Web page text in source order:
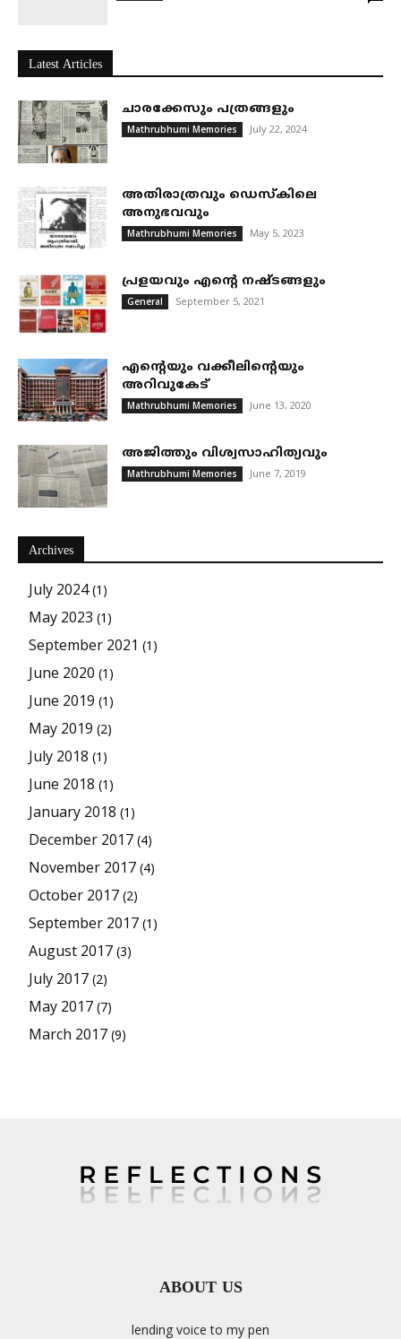
Latest Articles
ചാരക്കേസും പത്രങ്ങളും
Mathrubhumi Memories July 22, 2024
അതിരാത്രവും ഡെസ്കിലെ
അനുഭവവും
Mathrubhumi Memories May 5, 2023
പ്രളയവും എന്റെ നഷ്ടങ്ങളും
General September 5, 2021
എന്റെയും വക്കീലിന്റെയും
അറിവുകേട്
Mathrubhumi Memories June 13, 2020
അജിത്തും വിശ്വസാഹിത്യവും
Mathrubhumi Memories June 7, 2019
Archives
July 2024(1)
May 2023 (1)
September 2021 (1)
June 2020 (1)
June 2019 (1)
May 2019 (2)
July 2018 (1)
June 2018 (1)
January 2018 (1)
December 2017 (4)
November 2017 (4)
October 2017 (2)
September 2017 (1)
August 2017 (3)
July 2017 (2)
May 2017 (7)
March 2017 (9)
ABOUT US
lending voice to my pen